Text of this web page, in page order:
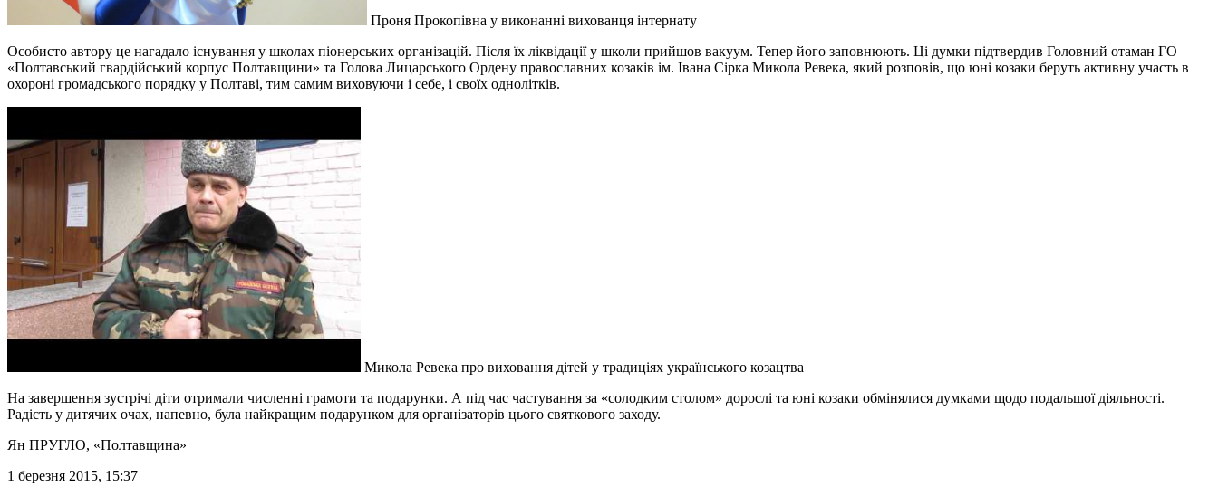
Проня Прокопівна у виконанні вихованця інтернату
Особисто автору це нагадало існування у школах піонерських організацій. Після їх ліквідації у школи прийшов вакуум. Тепер його заповнюють. Ці думки підтвердив Головний отаман ГО
«Полтавський гвардійський корпус Полтавщини» та Голова Лицарського Ордену православних козаків ім. Івана Сірка Микола Ревека, який розповів, що юні козаки беруть активну участь в
охороні громадського порядку у Полтаві, тим самим виховуючи і себе, і своїх однолітків.
Микола Ревека про виховання дітей у традиціях українського козацтва
На завершення зустрічі діти отримали численні грамоти та подарунки. А під час частування за «солодким столом» дорослі та юні козаки обмінялися думками щодо подальшої діяльності.
Радість у дитячих очах, напевно, була найкращим подарунком для організаторів цього святкового заходу.
Ян ПРУГЛО, «Полтавщина»
1 березня 2015, 15:37